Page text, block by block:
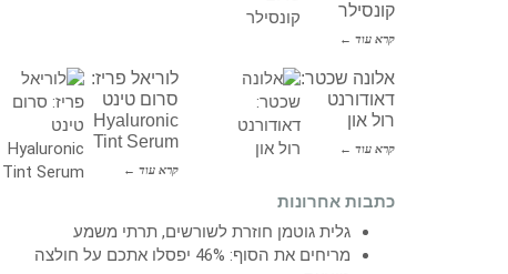
קונסילר
קרא עוד ←
לוריאל פריז:
סרום טינט
Hyaluronic
Tint Serum
קרא עוד ←
אלונה שכטר:
דאודורנט
רול און
קרא עוד ←
כתבות אחרונות
גלית גוטמן חוזרת לשורשים, תרתי משמע
מריחים את הסוף: 46% יפסלו אתכם על חולצה